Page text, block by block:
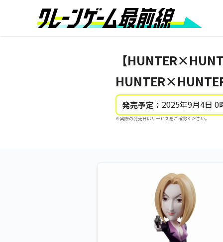
【
発売予定： 2025年9月4日 0
※実際の発売日はサービスをご確認ください。